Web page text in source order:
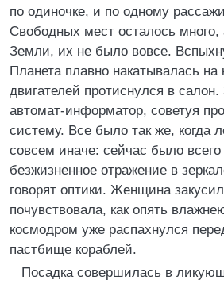
по одиночке, и по одному
Свободных мест осталось много,
Земли, их не было вовсе.
Планета плавно накатывалась на
двигателей протиснулся в
автомат-информатор, советуя
систему. Все было так же, когда
совсем иначе: сейчас было
безжизненное отражение в
говорят оптики. Женщина
почувствовала, как опять
космодром уже распахнулся
пастбище кораблей.
Посадка совершилась в